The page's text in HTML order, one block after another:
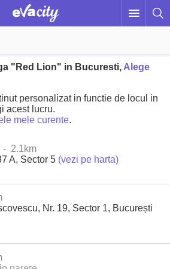
"Red Lion" in Bucuresti, Alege
personalizat in functie de locul in
acest lucru.
mele curente.
- 2.1km
A, Sector 5 (vezi pe harta)
Nr. 19, Sector 1, București